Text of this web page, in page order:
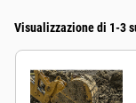
Visualizzazione di 1-3